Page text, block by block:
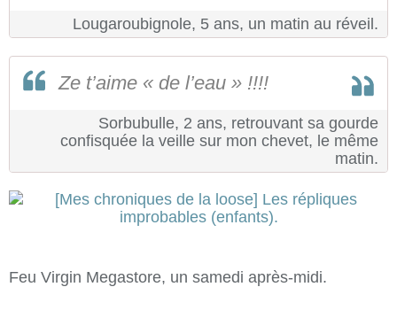
Lougaroubignole, 5 ans, un matin au réveil.
Ze t’aime « de l’eau » !!!!
Sorbubulle, 2 ans, retrouvant sa gourde
confisquée la veille sur mon chevet, le même
matin.
Feu Virgin Megastore, un samedi après-midi.